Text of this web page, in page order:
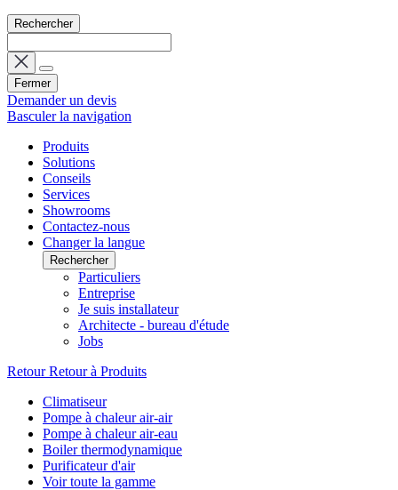
Rechercher
Fermer
Demander un devis
Basculer la navigation
Produits
Solutions
Conseils
Services
Showrooms
Contactez-nous
Changer la langue
Rechercher
Particuliers
Entreprise
Je suis installateur
Architecte - bureau d'étude
Jobs
Retour Retour à Produits
Climatiseur
Pompe à chaleur air-air
Pompe à chaleur air-eau
Boiler thermodynamique
Purificateur d'air
Voir toute la gamme